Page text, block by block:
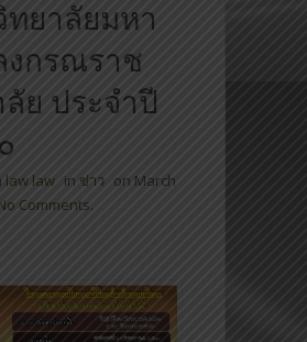
ทยาลัยมหา
งกรณราช
ย ประจำปี
law law in ข่าว on March
Comments.